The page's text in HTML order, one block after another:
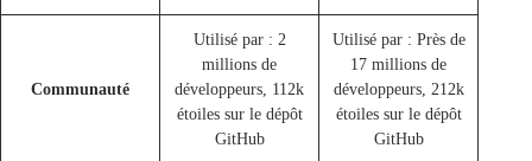
Communauté
Utilisé par : 2
millions de
développeurs, 112k
étoiles sur le dépôt
GitHub
Utilisé par : Près de
17 millions de
développeurs, 212k
étoiles sur le dépôt
GitHub